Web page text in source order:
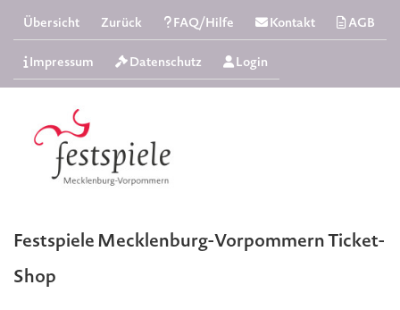
Übersicht Zurück FAQ/Hilfe Kontakt AGB
Impressum Datenschutz Login
Festspiele Mecklenburg-Vorpommern Ticket-
Shop